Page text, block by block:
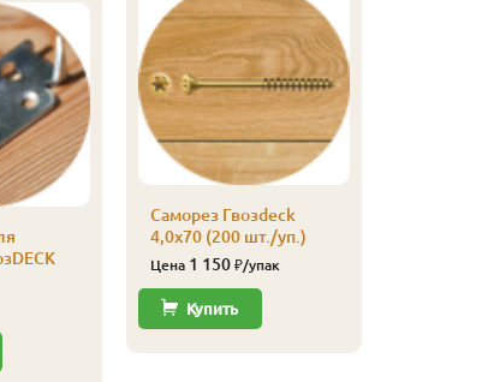
Саморез Гвозdeck
4,0х70 (200 шт./уп.)
Цена 1 150₽/упак
Купить